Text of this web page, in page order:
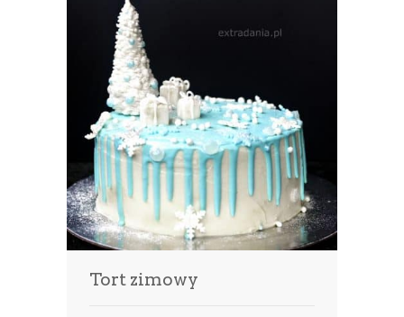
Tort zimowy